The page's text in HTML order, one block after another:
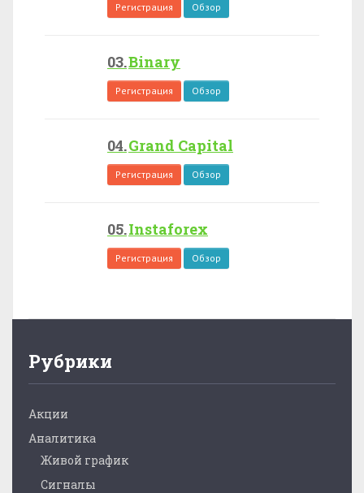
Регистрация Обзор
Binary
Регистрация Обзор
Grand Capital
Регистрация Обзор
Instaforex
Регистрация Обзор
Рубрики
Акции
Аналитика
Живой график
Сигналы